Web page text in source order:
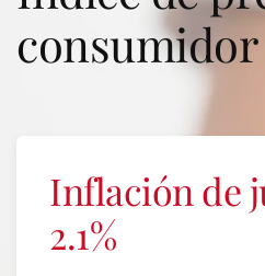
consumidor
Inflación de
2.1%